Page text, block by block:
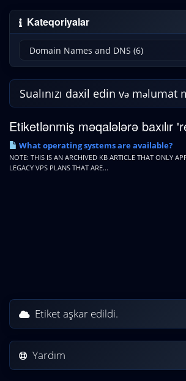
Kateqoriyalar
Etiketlənmiş məqalələrə baxılır
What operating systems are available?
NOTE: THIS IS AN ARCHIVED KB ARTICLE THAT ONLY
LEGACY VPS PLANS THAT ARE...
Etiket aşkar edildi.
Yardım